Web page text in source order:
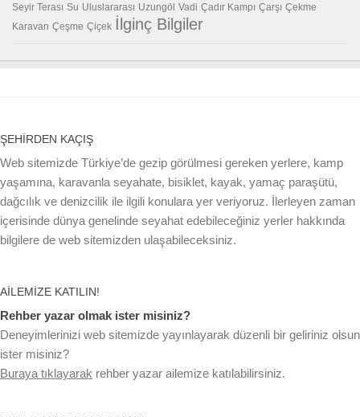
Seyir Terası Su Uluslararası Uzungöl Vadi Çadır Kampı Çarşı Çekme
Karavan Çeşme Çiçek İlginç Bilgiler
ŞEHIRDEN KAÇIŞ
Web sitemizde Türkiye’de gezip görülmesi gereken yerlere, kamp
yaşamına, karavanla seyahate, bisiklet, kayak, yamaç paraşütü,
dağcılık ve denizcilik ile ilgili konulara yer veriyoruz. İlerleyen zaman
içerisinde dünya genelinde seyahat edebileceğiniz yerler hakkında
bilgilere de web sitemizden ulaşabileceksiniz.
AILEMIZE KATILIN!
Rehber yazar olmak ister misiniz?
Deneyimlerinizi web sitemizde yayınlayarak düzenli bir geliriniz olsun
ister misiniz?
Buraya tıklayarak rehber yazar ailemize katılabilirsiniz.